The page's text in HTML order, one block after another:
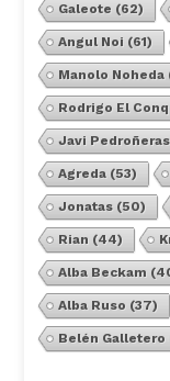
Galeote (62)
Angul Noi (61)
Manolo Noheda
Rodrigo El
Javi Pedroñeras
Agreda(53)
Jonatas(50)
Rian (44)
Alba Beckam
Alba Ruso (37)
Belén Galletero